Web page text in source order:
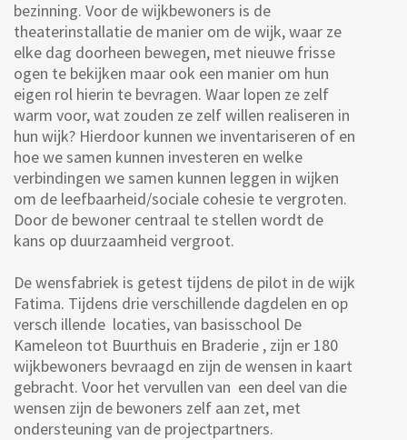
bezinning. Voor de wijkbewoners is de
theaterinstallatie de manier om de wijk, waar ze
elke dag doorheen bewegen, met nieuwe frisse
ogen te bekijken maar ook een manier om hun
eigen rol hierin te bevragen. Waar lopen ze zelf
warm voor, wat zouden ze zelf willen realiseren in
hun wijk? Hierdoor kunnen we inventariseren of en
hoe we samen kunnen investeren en welke
verbindingen we samen kunnen leggen in wijken
om de leefbaarheid/sociale cohesie te vergroten.
Door de bewoner centraal te stellen wordt de
kans op duurzaamheid vergroot.
De wensfabriek is getest tijdens de pilot in de wijk
Fatima. Tijdens drie verschillende dagdelen en op
versch illende locaties, van basisschool De
Kameleon tot Buurthuis en Braderie , zijn er 180
wijkbewoners bevraagd en zijn de wensen in kaart
gebracht. Voor het vervullen van een deel van die
wensen zijn de bewoners zelf aan zet, met
ondersteuning van de projectpartners.